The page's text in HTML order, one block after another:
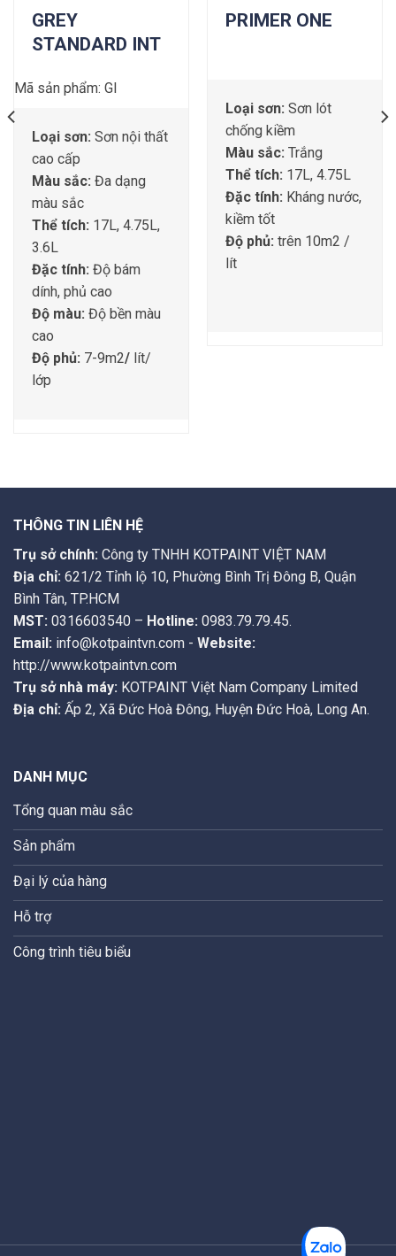
GREY
STANDARD INT
Mã sản phẩm: GI
Loại sơn: Sơn nội thất
cao cấp
Màu sắc: Đa dạng
màu sắc
Thể tích: 17L, 4.75L,
3.6L
Đặc tính: Độ bám
dính, phủ cao
Độ màu: Độ bền màu
cao
Độ phủ: 7-9m2/ lít/
lớp
PRIMER ONE
Loại sơn: Sơn lót
chống kiềm
Màu sắc: Trắng
Thể tích: 17L, 4.75L
Đặc tính: Kháng nước,
kiềm tốt
Độ phủ: trên 10m2 /
lít
THÔNG TIN LIÊN HỆ
Trụ sở chính: Công ty TNHH KOTPAINT VIỆT NAM
Địa chỉ: 621/2 Tỉnh lộ 10, Phường Bình Trị Đông B, Quận
Bình Tân, TP.HCM
MST: 0316603540 – Hotline: 0983.79.79.45.
Email: info@kotpaintvn.com - Website:
http://www.kotpaintvn.com
Trụ sở nhà máy: KOTPAINT Việt Nam Company Limited
Địa chỉ: Ấp 2, Xã Đức Hoà Đông, Huyện Đức Hoà, Long An.
DANH MỤC
Tổng quan màu sắc
Sản phẩm
Đại lý của hàng
Hỗ trợ
Công trình tiêu biểu